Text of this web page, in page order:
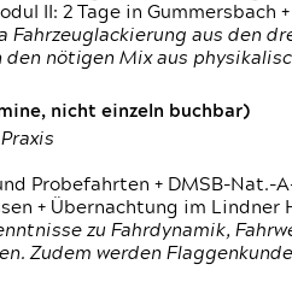
II: 2 Tage in Gummersbach
aus den
nötigen Mix aus
nicht einzeln buchbar)
Probefahrten + DMSB-Nat.-
+ Übernachtung im Lindner
zu Fahrdynamik,
Zudem werden